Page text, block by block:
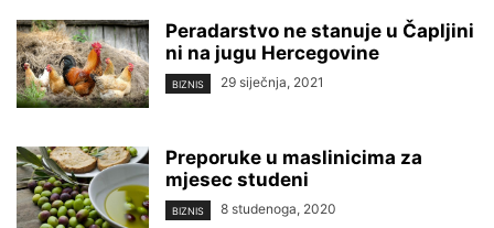
Peradarstvo ne stanuje u Čapljini
ni na jugu Hercegovine
BIZNIS 29 siječnja, 2021
Preporuke u maslinicima za
mjesec studeni
BIZNIS 8 studenoga, 2020